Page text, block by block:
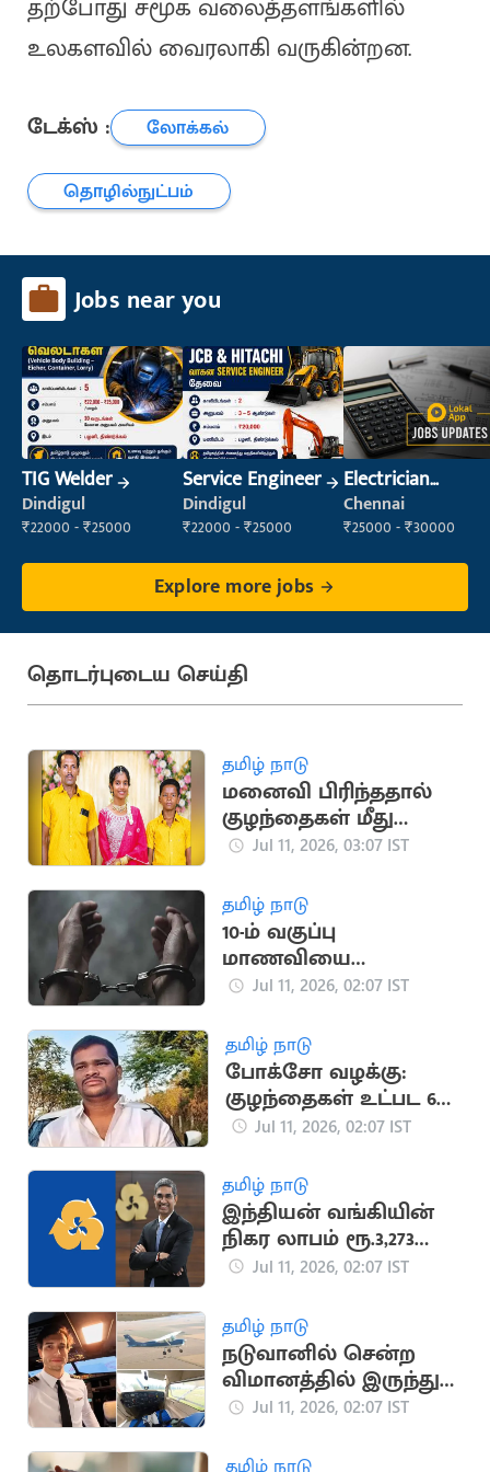
தற்போது சமூக வலைத்தளங்களில்
உலகளவில் வைரலாகி வருகின்றன.
டேக்ஸ் :
லோக்கல்
தொழில்நுட்பம்
Jobs near you
TIG Welder
Dindigul
₹22000 - ₹25000
Service Engineer
Dindigul
₹22000 - ₹25000
Electrician
(Construction)
Chennai
₹25000 - ₹30000
Explore more jobs
தொடர்புடைய செய்தி
தமிழ் நாடு
மனைவி பிரிந்ததால்
குழந்தைகள் மீது
மின்சாரம் பாய்ச்சி
Jul 11, 2026, 03:07 IST
தமிழ் நாடு
10-ம் வகுப்பு
மாணவியை
கர்ப்பமாக்கிய தாத்தா
கைது
Jul 11, 2026, 02:07 IST
தமிழ் நாடு
போக்சோ வழக்கு:
குழந்தைகள் உட்பட 6
பேரை கொன்ற
Jul 11, 2026, 02:07 IST
தமிழ் நாடு
இந்தியன் வங்கியின்
நிகர லாபம் ரூ.3,273
கோடியாக உயர்வு
Jul 11, 2026, 02:07 IST
தமிழ் நாடு
நடுவானில் சென்ற
விமானத்தில் இருந்து
குதித்த விமானி பலி
Jul 11, 2026, 02:07 IST